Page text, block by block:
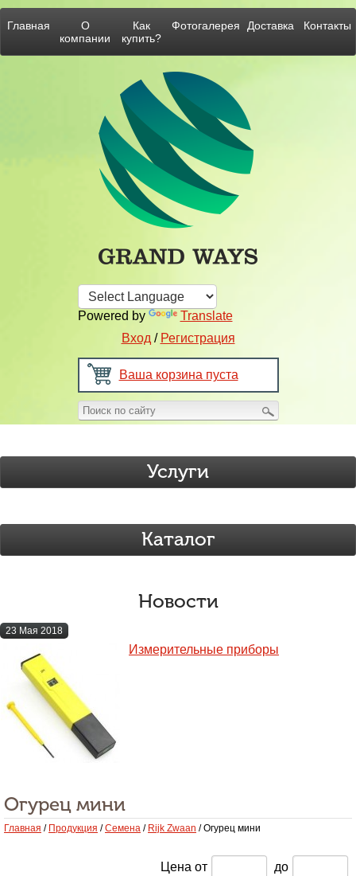
Главная
О
компании
Как
купить?
Фотогалерея Доставка Контакты
Powered by
Translate
Вход / Регистрация
Ваша корзина пуста
Услуги
Каталог
Новости
23 Мая 2018
Измерительные приборы
Огурец мини
Главная / Продукция /Семена / Rijk Zwaan / Огурец мини
Цена от до